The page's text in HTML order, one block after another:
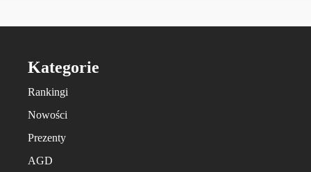
Kategorie
Rankingi
Nowości
Prezenty
AGD